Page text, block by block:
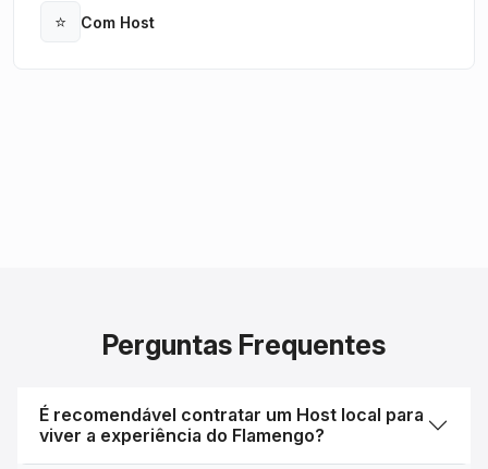
⭐ Com Host
Open
Perguntas Frequentes
É recomendável contratar um Host local para
viver a experiência do Flamengo?